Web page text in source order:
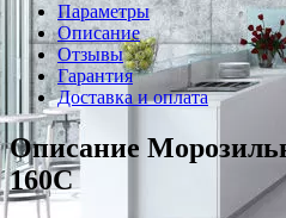
Параметры
Описание
Отзывы
Гарантия
Доставка и оплата
Описание
160C